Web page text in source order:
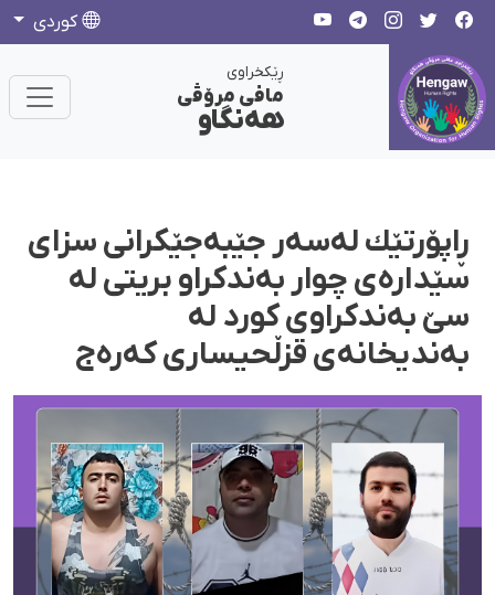
كوردی
ڕێکخراوی
مافی مرۆڤی
هەنگاو
ڕاپۆرتێك لەسەر جێبەجێكرانی سزای
سێدارەی چوار بەندكراو بریتی لە
سێ بەندكراوی كورد لە
بەندیخانەی قزڵحیساری كەرەج